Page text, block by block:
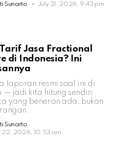
Sunarto July 21, 2026, 9:43 pm
Jasa Fractional
di Indonesia? Ini
laporan resmi soal ini di
— jadi kita hitung sendiri
yang beneran ada, bukan
Sunarto
22, 2026, 10:53 am